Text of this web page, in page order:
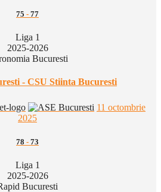
75 - 77
Liga 1
2025-2026
Bucuresti
- CSU Stiinta Bucuresti
11 octombrie
2025
78 - 73
Liga 1
2025-2026
Bucuresti